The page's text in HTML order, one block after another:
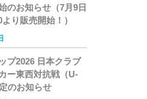
のお知らせ（7月9日
より販売開始！）
プ2026 日本クラブ
ー東西対抗戦（U-
のお知らせ